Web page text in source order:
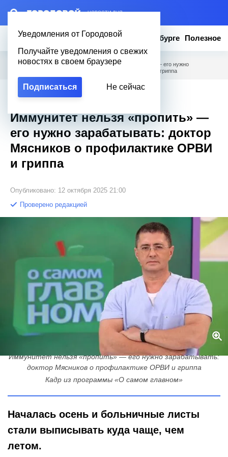
– НОВОСТИ ДНЯ
Уведомления от Городовой
Получайте уведомления о свежих
новостях в своем браузере
Подписаться Не сейчас
Новости Эксклюзив Вопросы о Петербурге Полезное
Городовой Полезное / Иммунитет нельзя «пропить» — его нужно
зарабатывать: доктор Мясников о профилактике ОРВИ и гриппа
Эксклюзив
Иммунитет нельзя «пропить» —
его нужно зарабатывать: доктор
Мясников о профилактике ОРВИ
и гриппа
Опубликовано: 12 октября 2025 21:00
Проверено редакцией
Иммунитет нельзя «пропить» — его нужно зарабатывать:
доктор Мясников о профилактике ОРВИ и гриппа
Кадр из программы «О самом главном»
Началась осень и больничные листы
стали выписывать куда чаще, чем
летом.